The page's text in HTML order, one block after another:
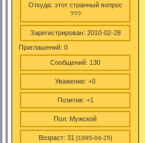
Откуда: этот странный вопрос
???
Зарегистрирован: 2010-02-28
Приглашений: 0
Сообщений: 130
Уважение: +0
Позитив: +1
Пол: Мужской
Возраст: 31 [1995-04-25]